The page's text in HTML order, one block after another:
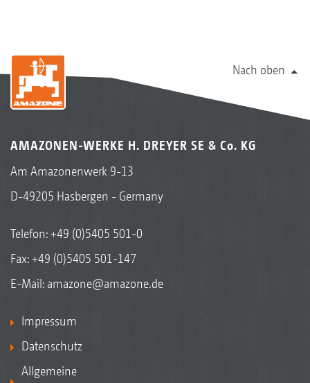
Nach oben
AMAZONEN-WERKE H. DREYER SE & Co. KG
Am Amazonenwerk 9-13
D-49205 Hasbergen - Germany
Telefon:+49 (0)5405 501-0
Fax: +49 (0)5405 501-147
E-Mail: amazone@amazone.de
Impressum
Datenschutz
Allgemeine